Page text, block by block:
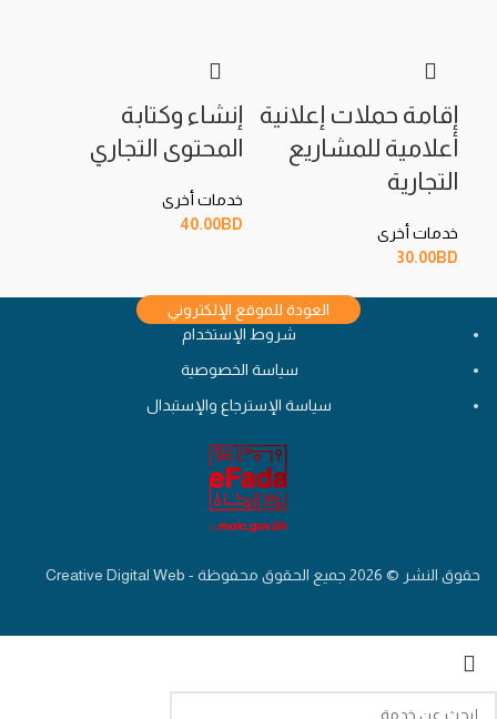
احفظ اسمي، بريدي الإلكتروني، والموقع الإلكتروني في هذا
المتصفح لاستخدامها المرة المقبلة في تعليقي.
إقامة حملات إعلانية
أعلامية للمشاريع
التجارية
خدمات أخرى
30.00BD
إنشاء وكتابة
المحتوى التجاري
خدمات أخرى
40.00BD
العودة للموقع الإلكتروني
شروط الإستخدام
سياسة الخصوصية
سياسة الإسترجاع والإستبدال
حقوق النشر © 2026 جميع الحقوق محفوظة - Creative Digital Web